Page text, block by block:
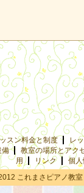
スン料金と制度
レ
備
教室の場所とアク
用
リンク
個
これまさピアノ教